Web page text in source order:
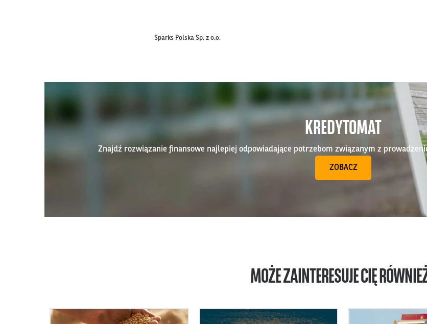
Sparks Polska Sp. z o.o.
KREDYTOMAT
Znajdź rozwiązanie finansowe najlepiej odpowiadające potrzebom związanym z
ZOBACZ
MOŻE ZAINTERESUJE CIĘ